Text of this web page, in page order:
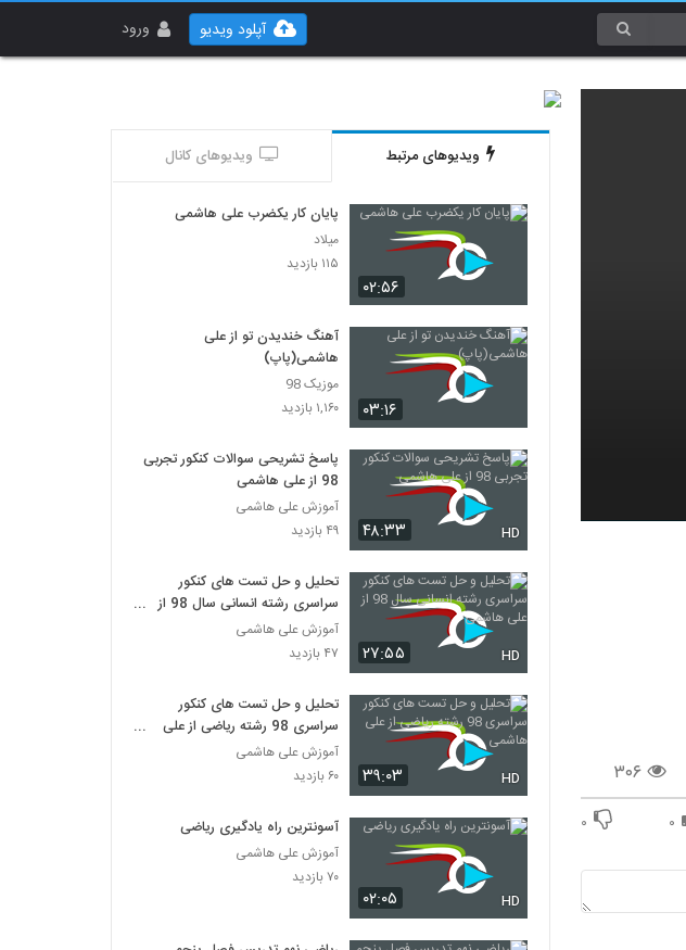
ورود آپلود ویدیو
۳۰۶
۰ ۰
ویدیوهای مرتبط ویدیوهای کانال
۰۲:۵۶
پایان کار یکضرب علی هاشمی
میلاد
۱۱۵ بازدید
۰۳:۱۶
آهنگ خندیدن تو از علی
هاشمی(پاپ)
موزیک 98
۱,۱۶۰ بازدید
۴۸:۳۳ HD
پاسخ تشریحی سوالات کنکور تجربی
98 از علی هاشمی
آموزش علی هاشمی
۴۹ بازدید
۲۷:۵۵ HD
تحلیل و حل تست های کنکور
سراسری رشته انسانی سال 98 از
علی هاشمی
آموزش علی هاشمی
۴۷ بازدید
۳۹:۰۳ HD
تحلیل و حل تست های کنکور
سراسری 98 رشته ریاضی از علی
هاشمی
آموزش علی هاشمی
۶۰ بازدید
۰۲:۰۵ HD
آسونترین راه یادگیری ریاضی
آموزش علی هاشمی
۷۰ بازدید